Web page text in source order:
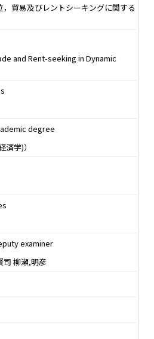
貿易及びレントシーキングに関する
and Rent-seeking in Dynamic
degree
学)）
examiner
司 柳瀬,明彦